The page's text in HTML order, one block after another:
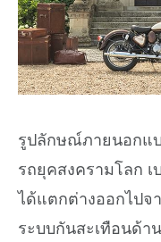
รูปลักษณ์ภายนอกแ
รถยุคสงครามโลก เ
ได้แตกต่างออกไปจ
ระบบกันสะเทือนด้